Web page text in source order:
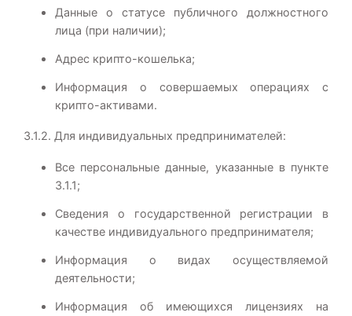
Данные о статусе публичного должностного
лица (при наличии);
Адрес крипто-кошелька;
Информация о совершаемых операциях с
крипто-активами.
3.1.2. Для индивидуальных предпринимателей:
Все персональные данные, указанные в пункте
3.1.1;
Сведения о государственной регистрации в
качестве индивидуального предпринимателя;
Информация о видах осуществляемой
деятельности;
Информация об имеющихся лицензиях на